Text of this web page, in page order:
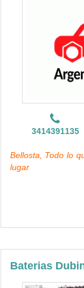
3414391135
Bellosta, Todo lo
lugar
Baterias